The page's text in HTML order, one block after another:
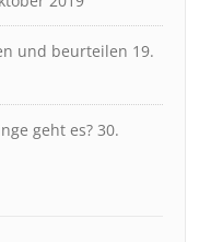
und beurteilen 19.
geht es? 30.